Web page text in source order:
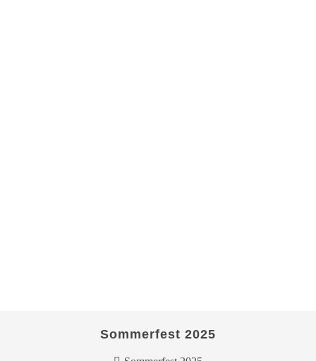
Sommerfest 2025